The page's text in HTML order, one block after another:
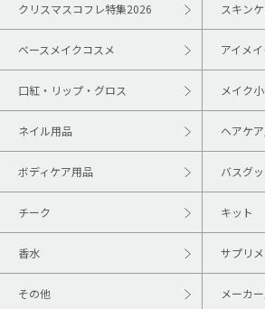
クリスマスコフレ特集2026 スキン
ベースメイクコスメ アイメ
口紅・リップ・グロス メイク
ネイル用品 ヘアケ
ボディケア用品 バスグ
チーク キット
香水 サプリ
その他 メーカ